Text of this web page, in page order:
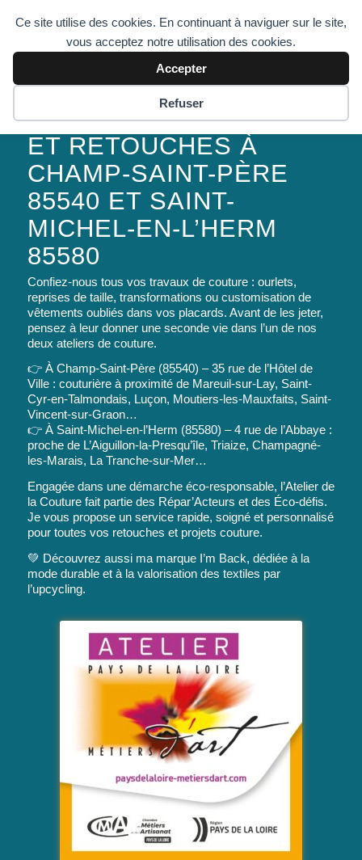
Ce site utilise des cookies. En continuant à naviguer sur le site,
vous acceptez notre utilisation des cookies.
Accepter
Refuser
TRAVAUX DE COUTURE
ET RETOUCHES À
CHAMP-SAINT-PÈRE
85540 ET SAINT-
MICHEL-EN-L’HERM
85580
Confiez-nous tous vos travaux de couture : ourlets,
reprises de taille, transformations ou customisation de
vêtements oubliés dans vos placards. Avant de les jeter,
pensez à leur donner une seconde vie dans l’un de nos
deux ateliers de couture.
👉 À Champ-Saint-Père (85540) – 35 rue de l’Hôtel de
Ville : couturière à proximité de Mareuil-sur-Lay, Saint-
Cyr-en-Talmondais, Luçon, Moutiers-les-Mauxfaits, Saint-
Vincent-sur-Graon…
👉 À Saint-Michel-en-l’Herm (85580) – 4 rue de l’Abbaye :
proche de L’Aiguillon-la-Presqu’île, Triaize, Champagné-
les-Marais, La Tranche-sur-Mer…
Engagée dans une démarche éco-responsable, l’Atelier de
la Couture fait partie des Répar’Acteurs et des Éco-défis.
Je vous propose un service rapide, soigné et personnalisé
pour toutes vos retouches et projets couture.
💚 Découvrez aussi ma marque I’m Back, dédiée à la
mode durable et à la valorisation des textiles par
l’upcycling.